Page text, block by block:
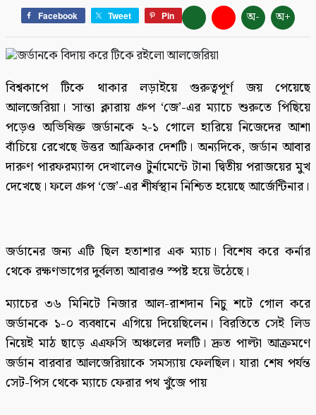
Facebook Tweet Pin অ- অ+
বিশ্বকাপে টিকে থাকার লড়াইয়ে গুরুত্বপূর্ণ জয় পেয়েছে
আলজেরিয়া। সান্তা ক্লারায় গ্রুপ ‘জে’-এর ম্যাচে শুরুতে পিছিয়ে
পড়েও অভিষিক্ত জর্ডানকে ২-১ গোলে হারিয়ে নিজেদের আশা
বাঁচিয়ে রেখেছে উত্তর আফ্রিকার দেশটি। অন্যদিকে, জর্ডান আবার
দারুণ পারফরম্যান্স দেখালেও টুর্নামেন্টে টানা দ্বিতীয় পরাজয়ের মুখ
দেখেছে। ফলে গ্রুপ ‘জে’-এর শীর্ষস্থান নিশ্চিত হয়েছে আর্জেন্টিনার।
জর্ডানের জন্য এটি ছিল হতাশার এক ম্যাচ। বিশেষ করে কর্নার
থেকে রক্ষণভাগের দুর্বলতা আবারও স্পষ্ট হয়ে উঠেছে।
ম্যাচের ৩৬ মিনিটে নিজার আল-রাশদান নিচু শটে গোল করে
জর্ডানকে ১-০ ব্যবধানে এগিয়ে দিয়েছিলেন। বিরতিতে সেই লিড
নিয়েই মাঠ ছাড়ে এএফসি অঞ্চলের দলটি। দ্রুত পাল্টা আক্রমণে
জর্ডান বারবার আলজেরিয়াকে সমস্যায় ফেলছিল। যারা শেষ পর্যন্ত
সেট-পিস থেকে ম্যাচে ফেরার পথ খুঁজে পায়